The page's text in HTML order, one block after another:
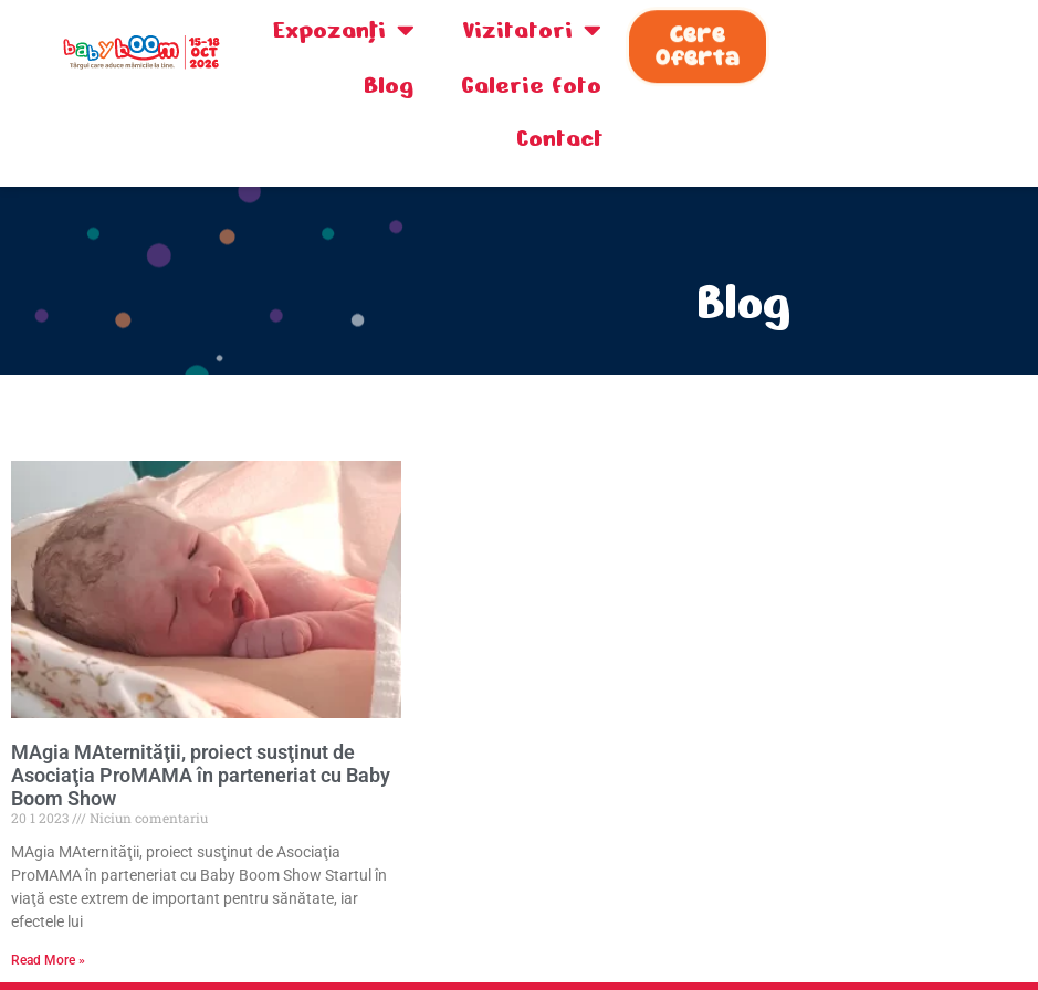
Expozanţi
Vizitatori
Blog
Galerie foto
Contact
Cere
Oferta
Blog
MAgia MAternităţii, proiect susţinut de
Asociaţia ProMAMA în parteneriat cu Baby
Boom Show
20 1 2023
Niciun comentariu
MAgia MAternităţii, proiect susţinut de Asociaţia
ProMAMA în parteneriat cu Baby Boom Show Startul în
viaţă este extrem de important pentru sănătate, iar
efectele lui
Read More »